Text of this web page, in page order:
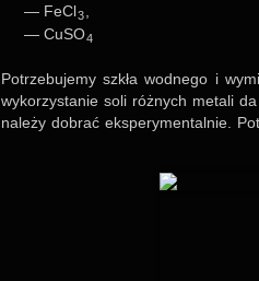
FeCl3
CuSO4
Potrze­bu­jemy szkła wod­nego i
wyko­rzy­sta­nie soli różn­ych metali
należy dobrać eks­pe­ry­men­tal­nie.